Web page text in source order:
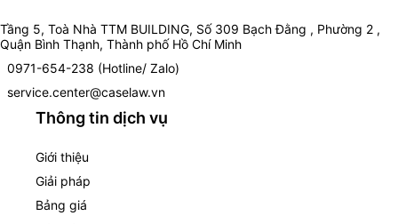
Tầng 5, Toà Nhà TTM BUILDING, Số 309 Bạch Đằng , Phường 2 ,
Quận Bình Thạnh, Thành phố Hồ Chí Minh
0971-654-238 (Hotline/ Zalo)
service.center@caselaw.vn
Thông tin dịch vụ
Giới thiệu
Giải pháp
Bảng giá